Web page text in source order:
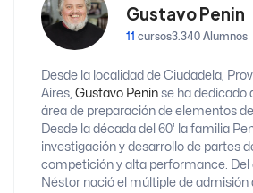
Gustavo Penin
11 cursos3.340 Alumnos
Desde la localidad de Ciudadela,
Aires, Gustavo Penin se ha dedicado
área de preparación de elementos
Desde la década del 60’ la familia
investigación y desarrollo de partes
competición y alta performance. Del
Néstor nació el múltiple de admisión